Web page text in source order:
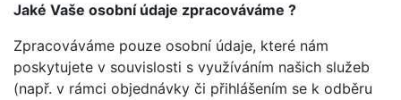
Jaké Vaše osobní údaje zpracováváme ?
Zpracováváme pouze osobní údaje, které nám
poskytujete v souvislosti s využíváním našich služeb
(např. v rámci objednávky či přihlášením se k odběru